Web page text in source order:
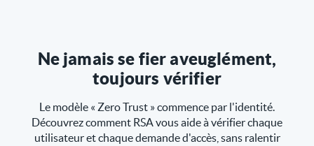
Ne jamais se fier aveuglément,
toujours vérifier
Le modèle « Zero Trust » commence par l'identité.
Découvrez comment RSA vous aide à vérifier chaque
utilisateur et chaque demande d'accès, sans ralentir